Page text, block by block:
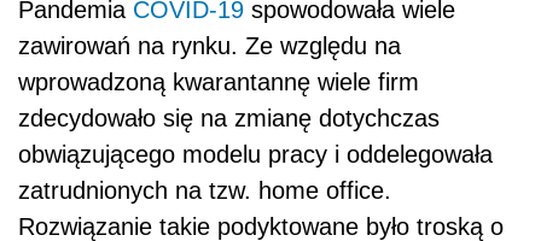
Pandemia COVID-19 spowodowała wiele
zawirowań na rynku. Ze względu na
wprowadzoną kwarantannę wiele firm
zdecydowało się na zmianę dotychczas
obwiązującego modelu pracy i oddelegowała
zatrudnionych na tzw. home office.
Rozwiązanie takie podyktowane było troską o